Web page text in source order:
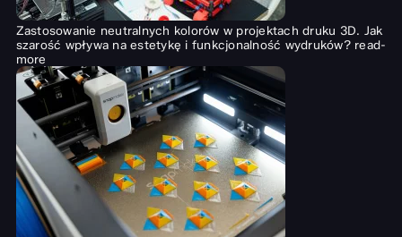
Zastosowanie neutralnych kolorów w projektach druku 3D. Jak
szarość wpływa na estetykę i funkcjonalność wydruków? read-
more